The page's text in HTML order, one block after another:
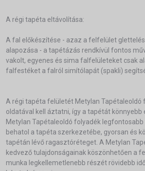
A régi tapéta eltávolítása:
A fal előkészítése - azaz a felfelület
alapozása - a tapétázás rendkívül fontos
vakolt, egyenes és sima falfelületeket csak
falfestéket a falról simítólapát (spakli)
A régi tapéta felületét Metylan Tapétaleoldó
oldatával kell áztatni, így a tapétát könnyebb
Metylan Tapétaleoldó folyadék
behatol a tapéta szerkezetébe, gyorsan és
tapétán lévő ragasztóréteget. A Metylan
kedvező tulajdonságainak köszönhetően a
munka legkellemetlenebb részét rövidebb